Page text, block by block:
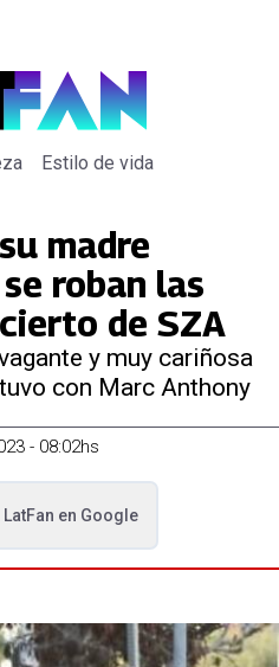
Estilo de vida
madre
roban las
de SZA
y muy cariñosa
con Marc Anthony
- 08:02hs
LatFan en Google